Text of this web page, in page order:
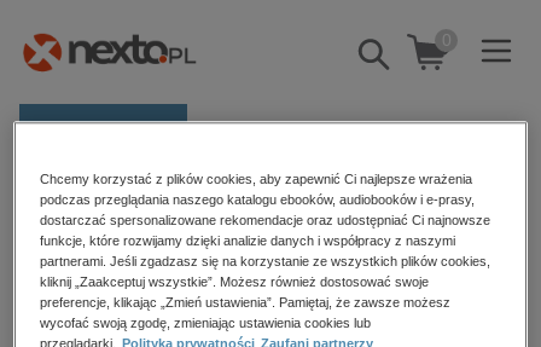
Pokaż/schowaj
wyszukiwarkę
0
E-prasa
Kategorie
Zobacz wszystkie E-prasa
budownictwo, aranżacja wnętrz
biznesowe, branżowe, gospodarka
Strona główna Rasmus Broe
Rasmus Broe
Chcemy korzystać z plików cookies, aby zapewnić Ci najlepsze wrażenia
podczas przeglądania naszego katalogu ebooków, audiobooków i e-prasy,
dostarczać spersonalizowane rekomendacje oraz udostępniać Ci najnowsze
funkcje, które rozwijamy dzięki analizie danych i współpracy z naszymi
partnerami. Jeśli zgadzasz się na korzystanie ze wszystkich plików cookies,
kliknij „Zaakceptuj wszystkie”. Możesz również dostosować swoje
preferencje, klikając „Zmień ustawienia”. Pamiętaj, że zawsze możesz
wycofać swoją zgodę, zmieniając ustawienia cookies lub
przeglądarki.
Polityka prywatności Zaufani partnerzy